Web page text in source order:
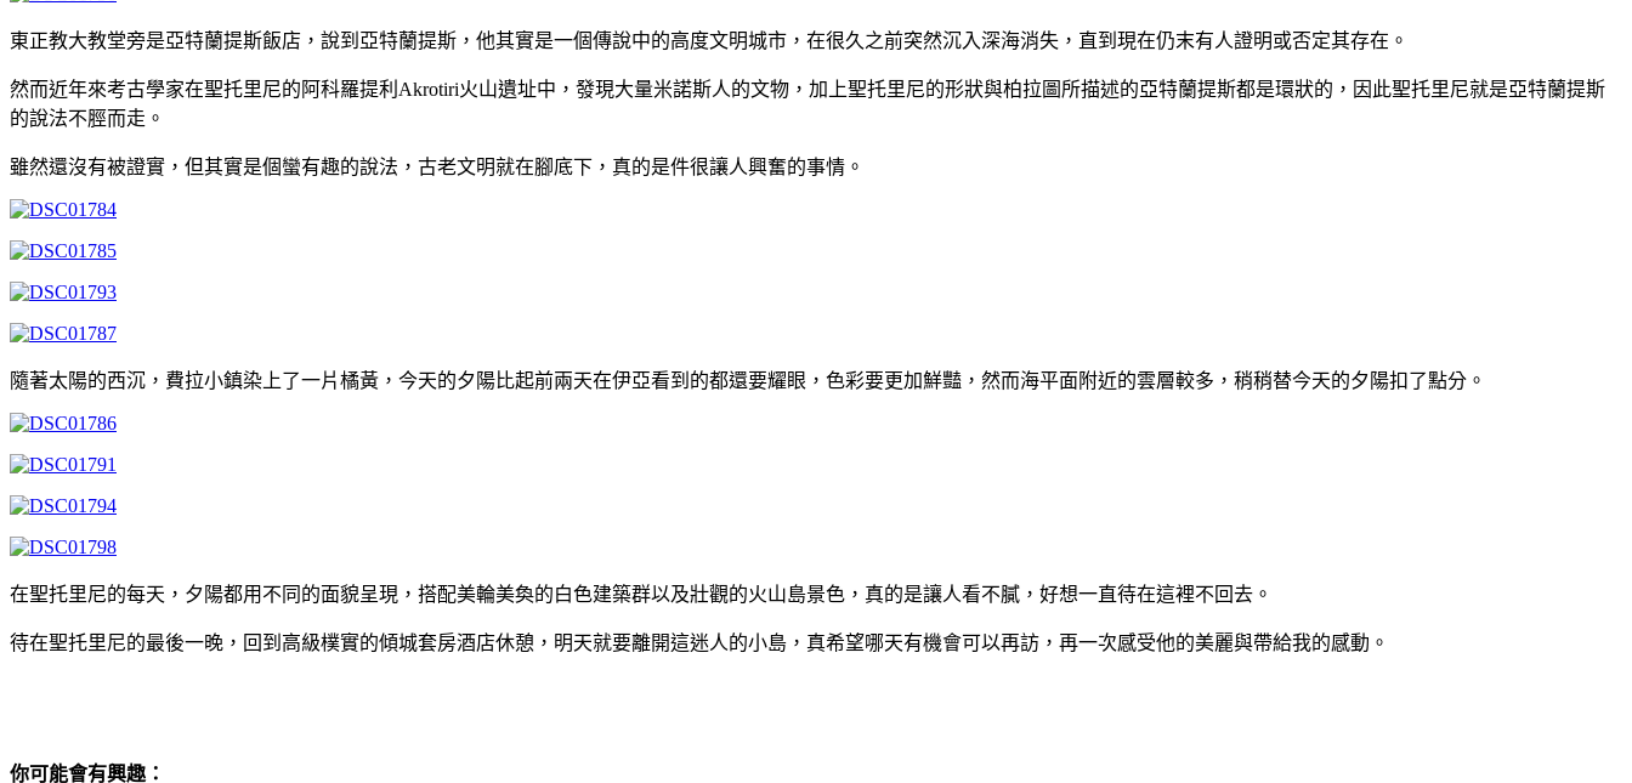
東正教大教堂旁是亞特蘭提斯飯店，說到亞特蘭提斯，他其實是一個傳說中的高度文明城市，在很久之前突然沉入深海消失，直到現在仍末有人證明或否定其存在。
然而近年來考古學家在聖托里尼的阿科羅提利Akrotiri火山遺址中，發現大量米諾斯人的文物，加上聖托里尼的形狀與柏拉圖所描述的亞特蘭提斯都是環狀的，因此聖托里尼就是亞特蘭提斯
的說法不脛而走。
雖然還沒有被證實，但其實是個蠻有趣的說法，古老文明就在腳底下，真的是件很讓人興奮的事情。
隨著太陽的西沉，費拉小鎮染上了一片橘黃，今天的夕陽比起前兩天在伊亞看到的都還要耀眼，色彩要更加鮮豔，然而海平面附近的雲層較多，稍稍替今天的夕陽扣了點分。
在聖托里尼的每天，夕陽都用不同的面貌呈現，搭配美輪美奐的白色建築群以及壯觀的火山島景色，真的是讓人看不膩，好想一直待在這裡不回去。
待在聖托里尼的最後一晚，回到高級樸實的傾城套房酒店休憩，明天就要離開這迷人的小島，真希望哪天有機會可以再訪，再一次感受他的美麗與帶給我的感動。
你可能會有興趣：